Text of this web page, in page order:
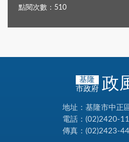
點閱次數：510
基隆
市政府 政
地址：基隆市中正
電話：(02)2420-
傳真：(02)2423-